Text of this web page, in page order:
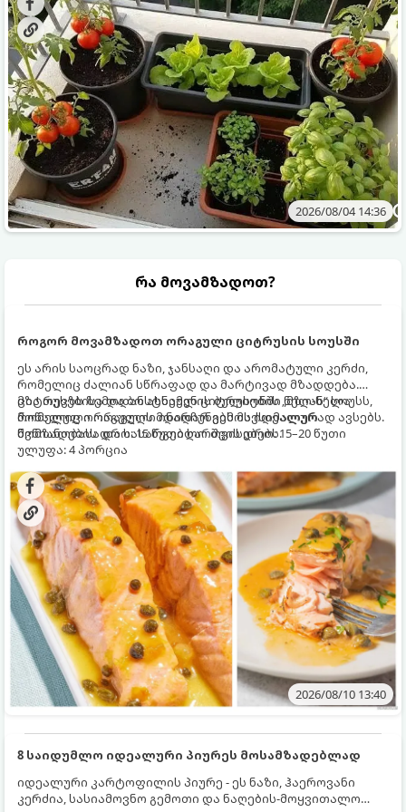
2026/08/04 14:36
რა მოვამზადოთ?
როგორ მოვამზადოთ ორაგული ციტრუსის სოუსში
ეს არის საოცრად ნაზი, ჯანსაღი და არომატული კერძი,
რომელიც ძალიან სწრაფად და მარტივად მზადდება.
ციტრუსებისა და ბოსტნეულის ბულიონში ნელ-ნელა
მოწალული ორაგული ინარჩუნებს მაქსიმალურ
წვნიანობასა და სასარგებლო თვისებებს.
მზა თევზს ზემოდან ასხამენ ციტრუსების „მზიან“ სოუსს,
რომელიც ორაგულის მდიდარ გემოს იდეალურად ავსებს.
მომზადების დრო: 15 წუთი ხარშვის დრო: 15–20 წუთი
ულუფა: 4 პორცია
2026/08/10 13:40
8 საიდუმლო იდეალური პიურეს მოსამზადებლად
იდეალური კარტოფილის პიურე - ეს ნაზი, ჰაეროვანი
კერძია, სასიამოვნო გემოთი და ნაღების-მოყვითალო